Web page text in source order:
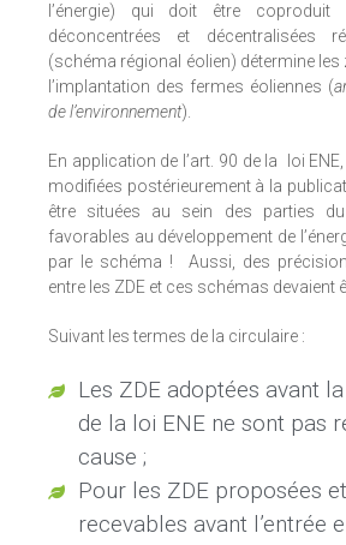
l’énergie) qui doit être
déconcentrées et décentralisées
(schéma régional éolien) détermine
l’implantation des fermes éoliennes (
de l’environnement).
En application de l’art. 90 de la loi
modifiées postérieurement à la
être situées au sein des parties du
favorables au développement de
par le schéma ! Aussi, des
entre les ZDE et ces schémas devaient
Suivant les termes de la circulaire :
Les ZDE adoptées avant
de la loi ENE ne sont pas
cause ;
Pour les ZDE proposées
recevables avant l’entrée